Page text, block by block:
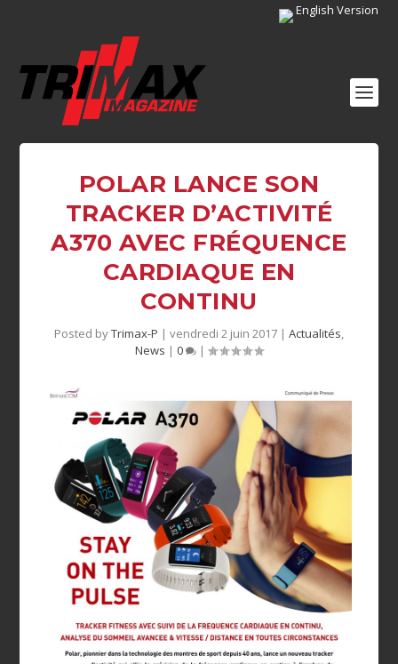
English Version
POLAR LANCE SON
TRACKER D’ACTIVITÉ
A370 AVEC FRÉQUENCE
CARDIAQUE EN
CONTINU
Posted byTrimax-P | vendredi 2 juin 2017 | Actualités,
News | 0 |